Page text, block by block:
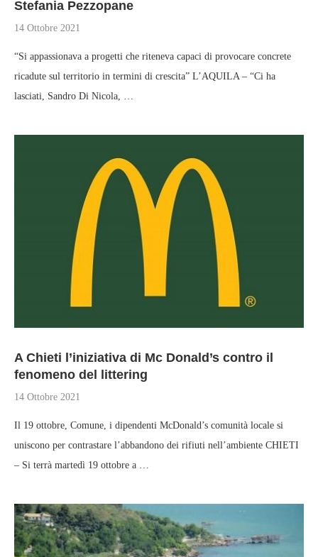
Stefania Pezzopane
14 Ottobre 2021
“Si appassionava a progetti che riteneva capaci di provocare concrete
ricadute sul territorio in termini di crescita” L’AQUILA – “Ci ha
lasciati, Sandro Di Nicola, …
A Chieti l’iniziativa di Mc Donald’s contro il
fenomeno del littering
14 Ottobre 2021
Il 19 ottobre, Comune, i dipendenti McDonald’s comunità locale si
uniscono per contrastare l’abbandono dei rifiuti nell’ambiente CHIETI
– Si terrà martedì 19 ottobre a …